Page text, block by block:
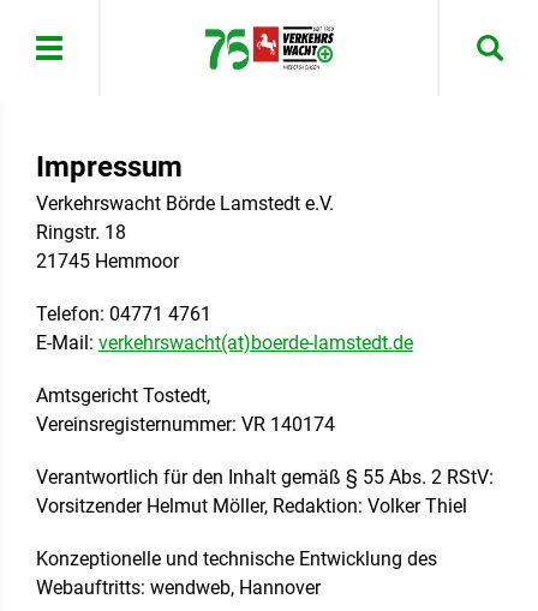
Impressum
Verkehrswacht Börde Lamstedt e.V.
Ringstr. 18
21745 Hemmoor
Telefon: 04771 4761
E-Mail: verkehrswacht(at)boerde-lamstedt.de
Amtsgericht Tostedt,
Vereinsregisternummer: VR 140174
Verantwortlich für den Inhalt gemäß § 55 Abs. 2 RStV:
Vorsitzender Helmut Möller, Redaktion: Volker Thiel
Konzeptionelle und technische Entwicklung des
Webauftritts: wendweb, Hannover